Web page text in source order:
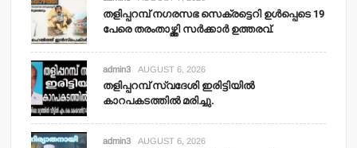
തളിപ്പറമ്പ് നഗരസഭ സെക്രട്ടെറി ഉള്‍പ്പെടെ 19
പേരെ തരംതാഴ്ത്തി സര്‍ക്കാര്‍ ഉത്തരവ്.
admin3 AUGUST 6, 2026
തളിപ്പറമ്പ് സ്വദേശി ഇരിട്ടിയില്‍
കാറപകടത്തില്‍ മരിച്ചു.
admin3 AUGUST 6, 2026